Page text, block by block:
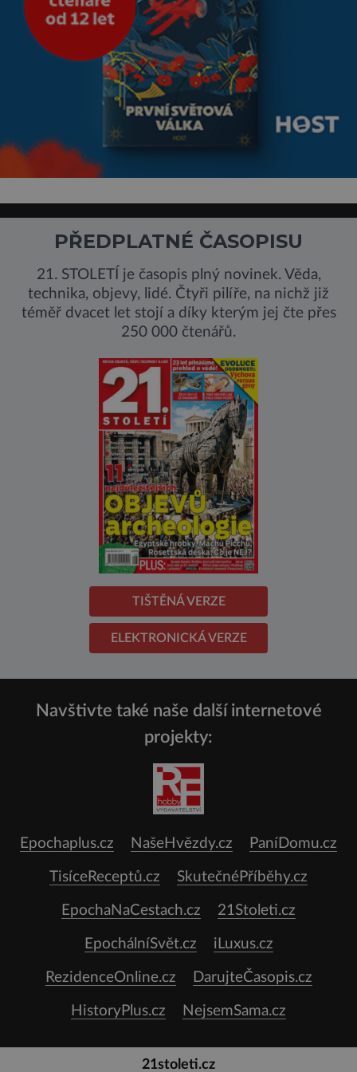
PŘEDPLATNÉ ČASOPISU
21. STOLETÍ je časopis plný novinek. Věda,
technika, objevy, lidé. Čtyři pilíře, na nichž již
téměř dvacet let stojí a díky kterým jej čte přes
250 000 čtenářů.
TIŠTĚNÁ VERZE
ELEKTRONICKÁ VERZE
Navštivte také naše další internetové
projekty:
Epochaplus.cz NašeHvězdy.cz PaníDomu.cz
TisíceReceptů.cz SkutečnéPříběhy.cz
EpochaNaCestach.cz 21Stoleti.cz
EpochálníSvět.cz iLuxus.cz
RezidenceOnline.cz DarujteČasopis.cz
HistoryPlus.cz NejsemSama.cz
21stoleti.cz